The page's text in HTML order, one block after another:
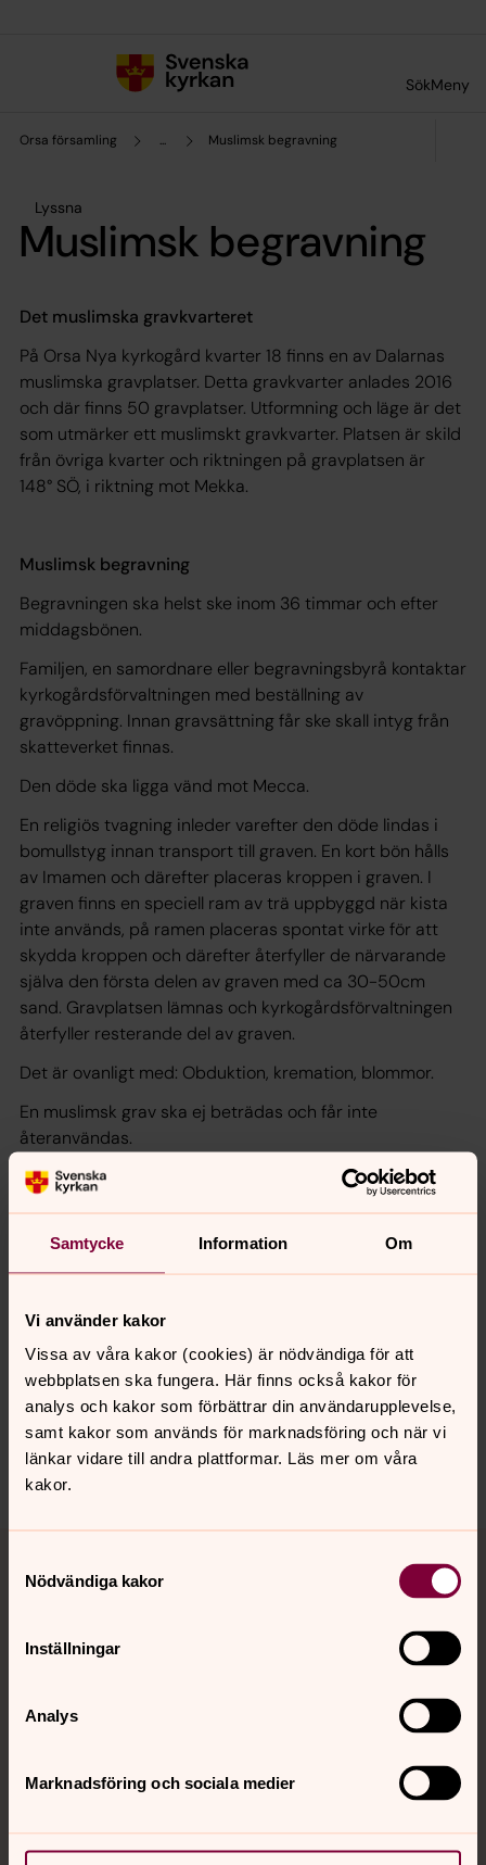
Samtycke Information Om
Vi använder kakor
Vissa av våra kakor (cookies) är nödvändiga för att
webbplatsen ska fungera. Här finns också kakor för
analys och kakor som förbättrar din användarupplevelse,
samt kakor som används för marknadsföring och när vi
länkar vidare till andra plattformar. Läs mer om våra
kakor.
Nödvändiga kakor
Inställningar
Analys
Marknadsföring och sociala medier
SökMeny
Orsa församling ... Muslimsk begravning
Lyssna
Muslimsk begravning
Det muslimska gravkvarteret
På Orsa Nya kyrkogård kvarter 18 finns en av Dalarnas
muslimska gravplatser. Detta gravkvarter anlades 2016
och där finns 50 gravplatser. Utformning och läge är det
som utmärker ett muslimskt gravkvarter. Platsen är skild
från övriga kvarter och riktningen på gravplatsen är
148° SÖ, i riktning mot Mekka.
Muslimsk begravning
Begravningen ska helst ske inom 36 timmar och efter
middagsbönen.
Familjen, en samordnare eller begravningsbyrå kontaktar
kyrkogårdsförvaltningen med beställning av
gravöppning. Innan gravsättning får ske skall intyg från
skatteverket finnas.
Den döde ska ligga vänd mot Mecca.
En religiös tvagning inleder varefter den döde lindas i
bomullstyg innan transport till graven. En kort bön hålls
av Imamen och därefter placeras kroppen i graven. I
graven finns en speciell ram av trä uppbyggd när kista
inte används, på ramen placeras spontat virke för att
skydda kroppen och därefter återfyller de närvarande
själva den första delen av graven med ca 30-50cm
sand. Gravplatsen lämnas och kyrkogårdsförvaltningen
återfyller resterande del av graven.
Det är ovanligt med: Obduktion, kremation, blommor.
En muslimsk grav ska ej beträdas och får inte
återanvändas.
Dödsboet betalar för material och konstruktion av skydd
för kroppen, f.n 2022 är det en summa av 1200 kr.
Synpunkter eller frågor på sidans
innehåll?
orsa.forsamling@svenskakyrkan.se
Dela
Tillbaka till toppen
Tillbaka till innehållet
Kontakt
Kalender